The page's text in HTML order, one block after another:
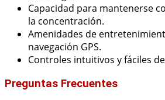
Capacidad para mantenerse
la concentración.
Amenidades de
navegación GPS.
Controles intuitivos y fáciles
Preguntas Frecuentes